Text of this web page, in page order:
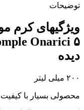
توضیحات
دیده
۲۰۰ میلی لیتر
محصولی بسیار با